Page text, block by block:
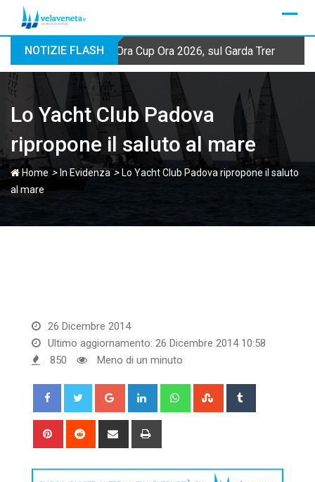
NOTIZIE FLASH Ora Cup Ora 2026, sul Garda Trentino
Lo Yacht Club Padova
ripropone il saluto al mare
Home > In Evidenza> Lo Yacht Club Padova ripropone il saluto
al mare
26 Dicembre 2014
Ultimo aggiornamento: 26 Dicembre 2014 10:58
850
Meno di un minuto
Google+ LinkedIn WhatsappStumbleUpon
Pinterest Reddit
Share